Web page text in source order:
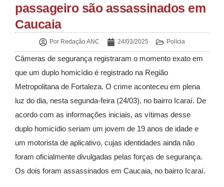
passageiro são assassinados em
Caucaia
Por Redação ANC 24/03/2025 Polícia
Câmeras de segurança registraram o momento exato em
que um duplo homicídio é registrado na Região
Metropolitana de Fortaleza. O crime aconteceu em plena
luz do dia, nesta segunda-feira (24/03), no bairro Icaraí. De
acordo com as informações iniciais, as vítimas desse
duplo homicídio seriam um jovem de 19 anos de idade e
um motorista de aplicativo, cujas identidades ainda não
foram oficialmente divulgadas pelas forças de segurança.
Os dois foram assassinados em Caucaia, no bairro Icaraí.